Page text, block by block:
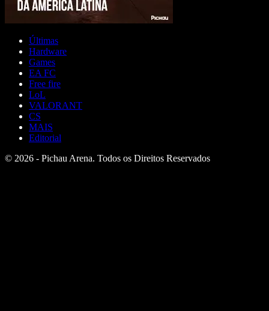
Últimas
Hardware
Games
EA FC
Free fire
LoL
VALORANT
CS
MAIS
Editorial
© 2026 - Pichau Arena. Todos os Direitos Reservados